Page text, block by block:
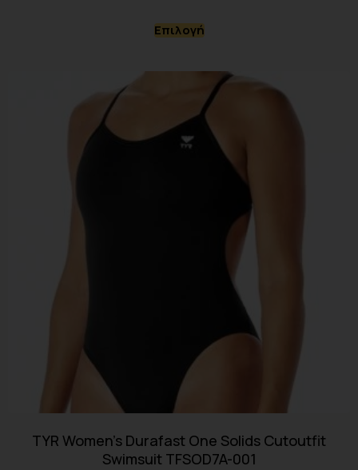
Επιλογή
TYR Women’s Durafast One Solids Cutoutfit
Swimsuit TFSOD7A-001